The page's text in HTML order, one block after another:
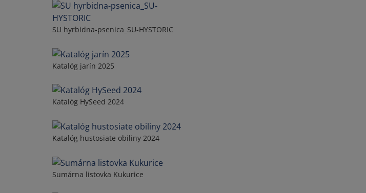
SU hyrbidna-psenica_SU-HYSTORIC
Katalóg jarín 2025
Katalóg HySeed 2024
Katalóg hustosiate obiliny 2024
Sumárna listovka Kukurice